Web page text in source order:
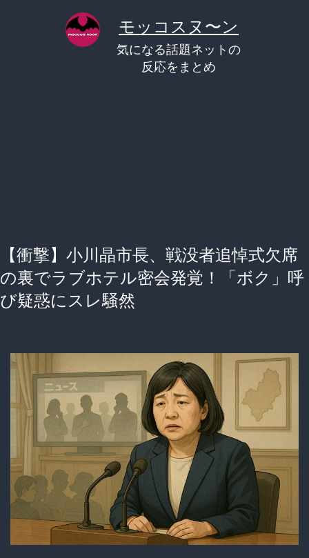
モッコスヌ〜ン
気になる話題ネットの
反応をまとめ
【衝撃】小川晶市長、戦没者追悼式欠席
の裏でラブホテル密会発覚！「ボク」呼
び疑惑にスレ騒然